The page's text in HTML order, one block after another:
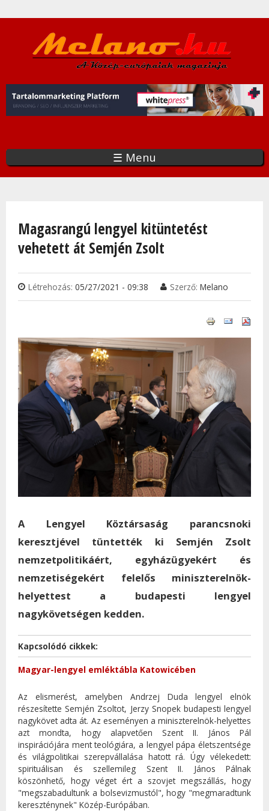
a
tartalomra
☰ Menu
Magasrangú lengyel kitüntetést
vehetett át Semjén Zsolt
Létrehozás: 05/27/2021 - 09:38 Szerző: Melano
A Lengyel Köztársaság parancsnoki
keresztjével tüntették ki Semjén Zsolt
nemzetpolitikáért, egyházügyekért és
nemzetiségekért felelős miniszterelnök-
helyettest a budapesti lengyel
nagykövetségen kedden.
Kapcsolódó cikkek:
Magyar-lengyel emléktábla Katowicében
Az elismerést, amelyben Andrzej Duda lengyel elnök
részesítette Semjén Zsoltot, Jerzy Snopek budapesti lengyel
nagykövet adta át. Az eseményen a miniszterelnök-helyettes
azt mondta, hogy alapvetően Szent II. János Pál
inspirációjára ment teológiára, a lengyel pápa életszentsége
és világpolitikai szerepvállalása hatott rá. Úgy vélekedett:
spirituálisan és szellemileg Szent II. János Pálnak
köszönhető, hogy véget ért a szovjet megszállás, hogy
"megszabadultunk a bolsevizmustól", hogy "megmaradtunk
kereszténynek" Közép-Európában.